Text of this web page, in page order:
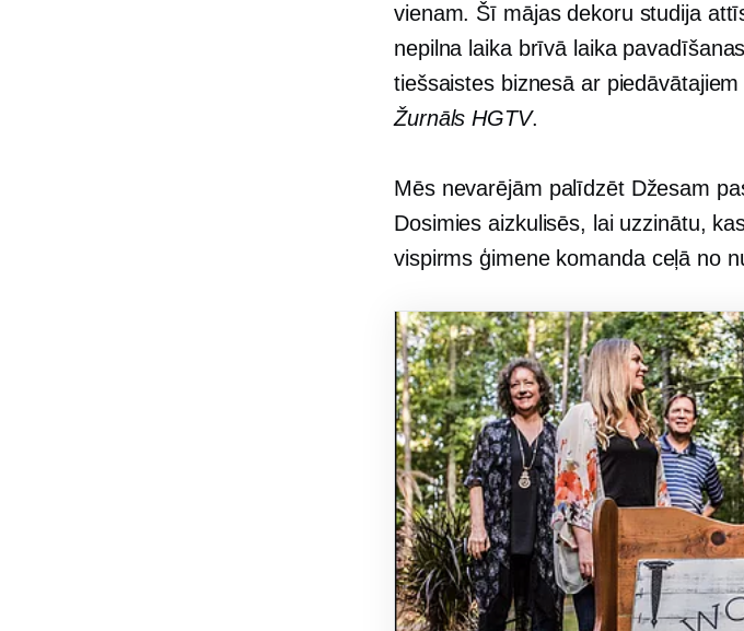
vienam. Šī mājas dekoru studija
nepilna laikabrīvā laika
tiešsaistes biznesā ar
Žurnāls HGTV.
Mēs nevarējām palīdzēt Džesam
Dosimies aizkulisēs, lai uzzinātu,
vispirms ģimenekomanda ceļā no